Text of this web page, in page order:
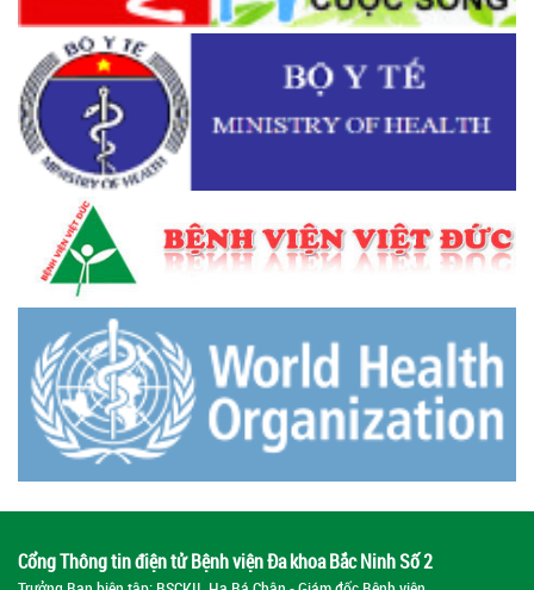
Cổng Thông tin điện tử Bệnh viện Đa khoa Bắc Ninh Số 2